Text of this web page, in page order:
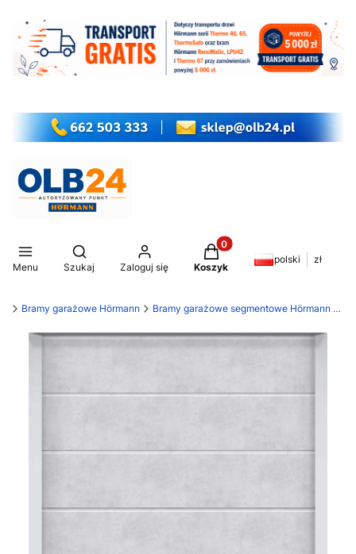
Menu
Otwórz wyszukiwarkę
Szukaj Zaloguj się
Produkty w koszyku: 0.
Koszyk
polski zł
Bramy garażowe Hörmann Bramy garażowe segmentowe Hörmann LPU 42